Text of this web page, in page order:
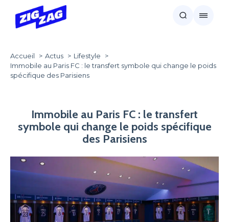
Accueil Actus
Lifestyle
Immobile au Paris FC : le transfert symbole qui change le poids
spécifique des Parisiens
Immobile au Paris FC : le transfert
symbole qui change le poids spécifique
des Parisiens